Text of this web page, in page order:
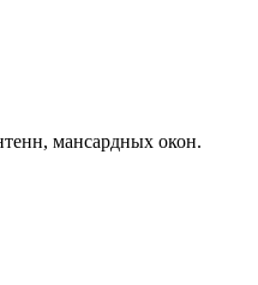
мансардных окон.